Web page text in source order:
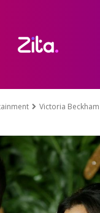
Victoria